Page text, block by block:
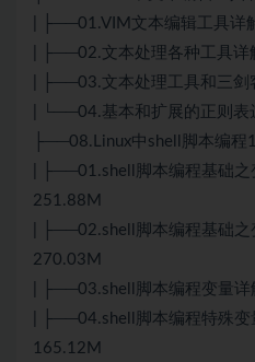
| ├──01.VIM文本编辑工具详
| ├──02.文本处理各种工具详
| ├──03.文本处理工具和三
| └──04.基本和扩展的正则
├──08.Linux中shell脚本编程1
| ├──01.shell脚本编程基础之
251.88M
| ├──02.shell脚本编程基础之
270.03M
| ├──03.shell脚本编程变量
| ├──04.shell脚本编程特殊变
165.12M